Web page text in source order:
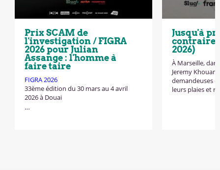
Prix SCAM de
l'investigation / FIGRA
2026 pour Julian
Assange : l'homme à
faire taire
FIGRA 2026
33ème édition du 30 mars au 4 avril
2026 à Douai
…
Jusqu'à
contraire
2026)
À Marseille,
Jeremy
demandeuses
leurs plaies et